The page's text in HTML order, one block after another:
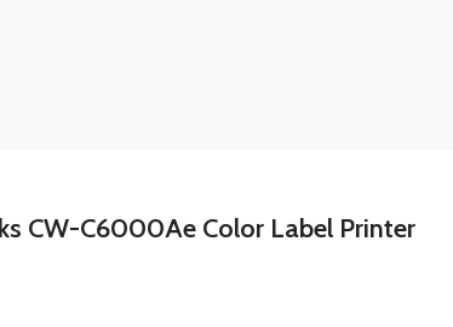
CW-C6000Ae Color Label Printer